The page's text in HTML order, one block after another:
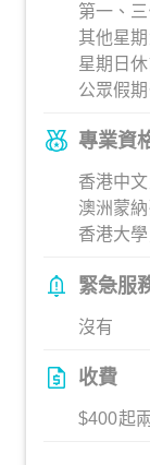
第一、
其他星
星期日
公眾假
專業資
香港中
澳洲蒙
香港大
緊急服
沒有
收費
$400起